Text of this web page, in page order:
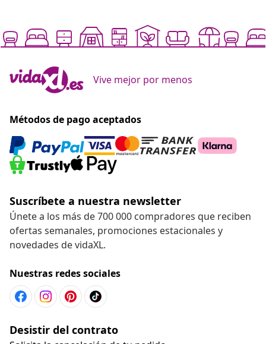
Únete a los más de 700 000 compradores que reciben
ofertas semanales, promociones estacionales y
Nuestras redes sociales
Solicita la cancelación de tu pedido.
Desistir del contrato
Servicio al Cliente
Empresas